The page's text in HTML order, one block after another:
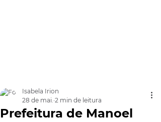
Prefeitura de Manoel
Isabela Irion
28 de mai. 2 min de leitura